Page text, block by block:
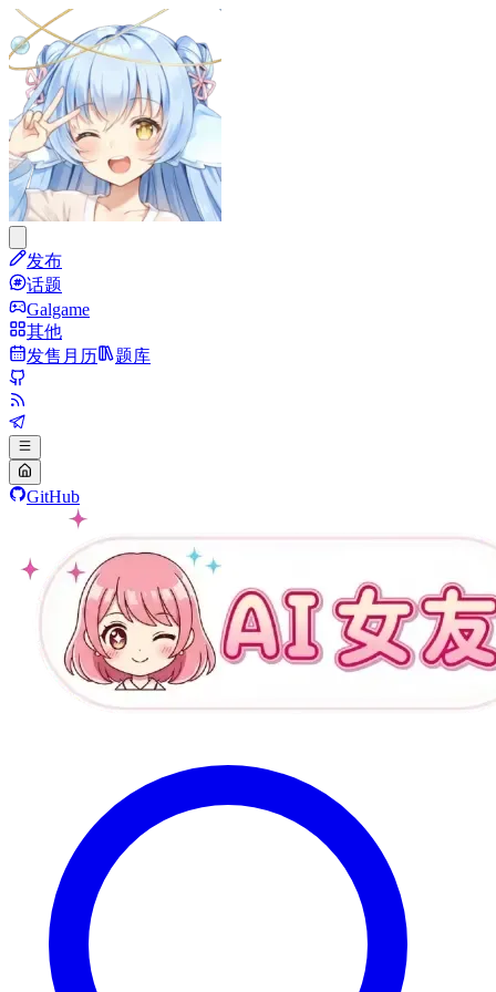
发布
话题
Galgame
其他
发售月历
题库
GitHub